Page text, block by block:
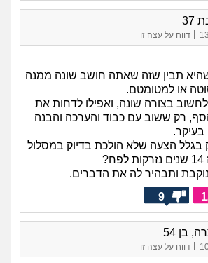
| דווח על עצה זו
תבין שזה שאתה חושב שונה ממנה
או למטומטם.
בצורה שונה, ואפילו לדחות את
רק ששוב עם כבוד והערכה והבנה
בגלל הצעה שלא הולכת בדיוק במסלול
ותבהיר לה את הדברים.
9
בן 54
דווח על עצה זו